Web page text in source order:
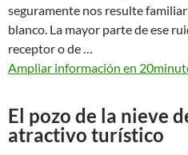
seguramente nos resulte
blanco. La mayor parte de ese
receptor o de …
Ampliar información en
El pozo de la nieve
atractivo turístico